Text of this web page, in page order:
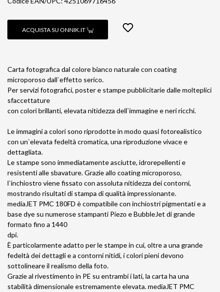
ACQUISTA SU ONNIK.IT
Carta fotografica dal colore bianco naturale con coating
microporoso dall`effetto serico.
Per servizi fotografici, poster e stampe pubblicitarie dalle molteplici
sfaccettature
con colori brillanti, elevata nitidezza dell`immagine e neri ricchi.
Le immagini a colori sono riprodotte in modo quasi fotorealistico
con un`elevata fedeltà cromatica, una riproduzione vivace e
dettagliata.
Le stampe sono immediatamente asciutte, idrorepellenti e
resistenti alle sbavature. Grazie allo coating microporoso,
l`inchiostro viene fissato con assoluta nitidezza dei contorni,
mostrando risultati di stampa di qualità impressionante.
mediaJET PMC 180FD è compatibile con inchiostri pigmentati e a
base dye su numerose stampanti Piezo e BubbleJet di grande
formato fino a 1440
dpi.
È particolarmente adatto per le stampe in cui, oltre a una grande
fedeltà dei dettagli e a contorni nitidi, i colori pieni devono
sottolineare il realismo della foto.
Grazie al rivestimento in PE su entrambi i lati, la carta ha una
stabilità dimensionale estremamente elevata. mediaJET PMC